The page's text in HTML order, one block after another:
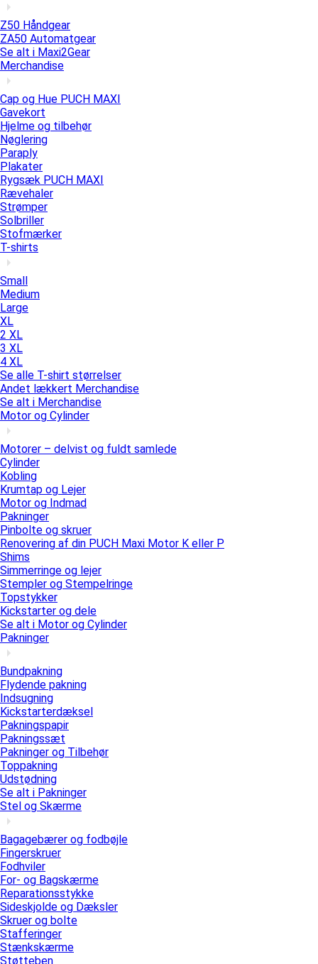
Z50 Håndgear
ZA50 Automatgear
Se alt i Maxi2Gear
Merchandise
Cap og Hue PUCH MAXI
Gavekort
Hjelme og tilbehør
Nøglering
Paraply
Plakater
Rygsæk PUCH MAXI
Rævehaler
Strømper
Solbriller
Stofmærker
T-shirts
Small
Medium
Large
XL
2 XL
3 XL
4 XL
Se alle T-shirt størrelser
Andet lækkert Merchandise
Se alt i Merchandise
Motor og Cylinder
Motorer – delvist og fuldt samlede
Cylinder
Kobling
Krumtap og Lejer
Motor og Indmad
Pakninger
Pinbolte og skruer
Renovering af din PUCH Maxi Motor K eller P
Shims
Simmerringe og lejer
Stempler og Stempelringe
Topstykker
Kickstarter og dele
Se alt i Motor og Cylinder
Pakninger
Bundpakning
Flydende pakning
Indsugning
Kickstarterdæksel
Pakningspapir
Pakningssæt
Pakninger og Tilbehør
Toppakning
Udstødning
Se alt i Pakninger
Stel og Skærme
Bagagebærer og fodbøjle
Fingerskruer
Fodhviler
For- og Bagskærme
Reparationsstykke
Sideskjolde og Dæksler
Skruer og bolte
Stafferinger
Stænkskærme
Støtteben